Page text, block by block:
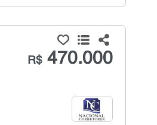
R$470.000